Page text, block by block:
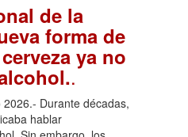
de la
forma de
ya no
.
Durante décadas,
hablar